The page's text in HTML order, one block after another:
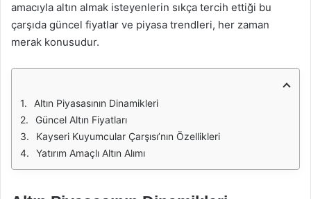
amacıyla altın almak isteyenlerin sıkça tercih ettiği bu
çarşıda güncel fiyatlar ve piyasa trendleri, her zaman
merak konusudur.
Altın Piyasasının Dinamikleri
Güncel Altın Fiyatları
Kayseri Kuyumcular Çarşısı’nın Özellikleri
Yatırım Amaçlı Altın Alımı